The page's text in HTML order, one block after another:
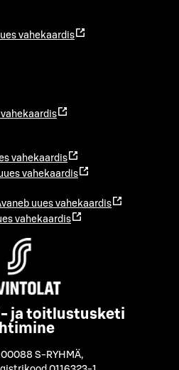
vahekaardis
vahekaardis
vahekaardis
uues vahekaardis
vahekaardis
ja toitlustusketi
00088 S-RYHMÄ,